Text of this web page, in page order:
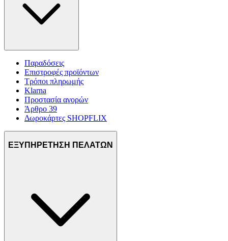
Παραδόσεις
Επιστροφές προϊόντων
Τρόποι πληρωμής
Klarna
Προστασία αγορών
Άρθρο 39
Δωροκάρτες SHOPFLIX
ΕΞΥΠΗΡΕΤΗΣΗ ΠΕΛΑΤΩΝ